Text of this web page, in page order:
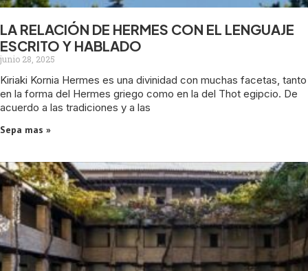
LA RELACIÓN DE HERMES CON EL LENGUAJE
ESCRITO Y HABLADO
junio 28, 2025
Kiriaki Kornia Hermes es una divinidad con muchas facetas, tanto
en la forma del Hermes griego como en la del Thot egipcio. De
acuerdo a las tradiciones y a las
Sepa mas »